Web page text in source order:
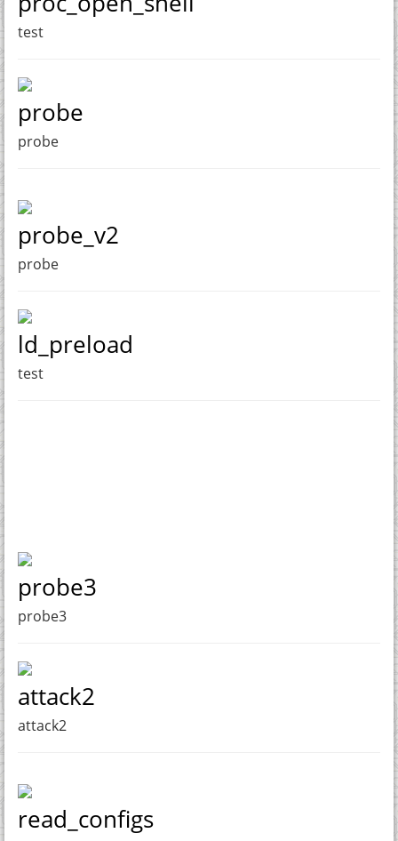
test
probe
probe
probe_v2
probe
ld_preload
test
probe3
probe3
attack2
attack2
read_configs